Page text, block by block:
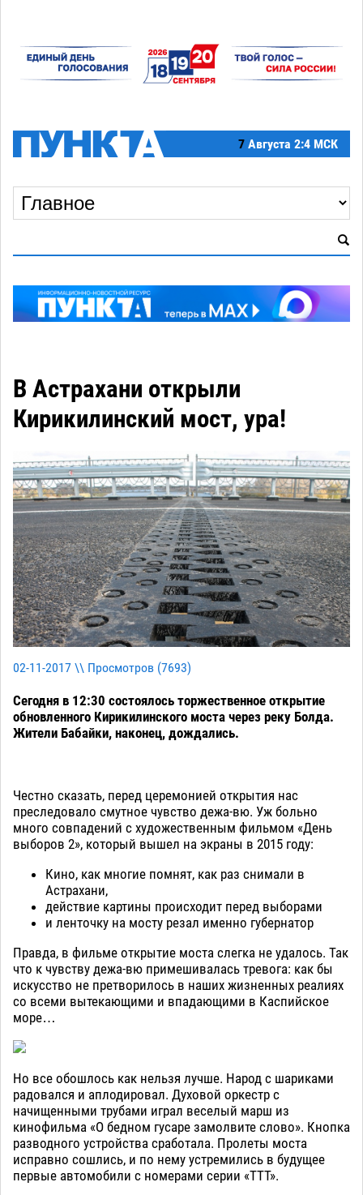
7 Августа 2:4 МСК
В Астрахани открыли
Кирикилинский мост, ура!
02-11-2017 \\ Просмотров (7693)
Сегодня в 12:30 состоялось торжественное открытие
обновленного Кирикилинского моста через реку Болда.
Жители Бабайки, наконец, дождались.
Честно сказать, перед церемонией открытия нас
преследовало смутное чувство дежа-вю. Уж больно
много совпадений с художественным фильмом «День
выборов 2», который вышел на экраны в 2015 году:
Кино, как многие помнят, как раз снимали в
Астрахани,
действие картины происходит перед выборами
и ленточку на мосту резал именно губернатор
Правда, в фильме открытие моста слегка не удалось. Так
что к чувству дежа-вю примешивалась тревога: как бы
искусство не претворилось в наших жизненных реалиях
со всеми вытекающими и впадающими в Каспийское
море…
Но все обошлось как нельзя лучше. Народ с шариками
радовался и аплодировал. Духовой оркестр с
начищенными трубами играл веселый марш из
кинофильма «О бедном гусаре замолвите слово». Кнопка
разводного устройства сработала. Пролеты моста
исправно сошлись, и по нему устремились в будущее
первые автомобили с номерами серии «ТТТ».